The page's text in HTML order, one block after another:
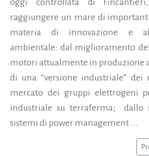
oggi controllata di
raggiungere un mare di
materia di innovazione e
ambientale: dal miglioramento
motori attualmente in produzione
di una “versione industriale” dei
mercato dei gruppi elettrogeni
industriale su terraferma;
sistemi di power management ...